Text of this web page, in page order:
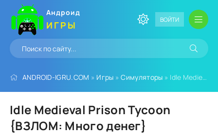
Андроид
ИГРЫ ВОЙТИ
ANDROID-IGRU.COM » Игры »Симуляторы » Idle Medieval Prison Tycoon {ВЗЛОМ: Много денег}
Idle Medieval Prison Tycoon
{ВЗЛОМ: Много денег}